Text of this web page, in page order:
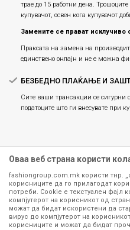
трае до 15 работни дена.
купувачот, освен кога купувачот
Замените се прават исклучиво
Праксата на замена на
единствено онлајн и не е можна
БЕЗБЕДНО ПЛАЌАЊЕ И
Сите ваши трансакции се сигурни
податоците што ги внесувате при
Сите информации околу
онлајн продавница се стремиме
Оваа веб страна користи
fashiongroup.com.mk користи тнр.
корисниците да го прилагодат
потреби. Cookie е текстуален фајл
компјутерот на корисникот од
можат да бидат искористени да
вирус до компјутерот на
корисниците и можат да бидат